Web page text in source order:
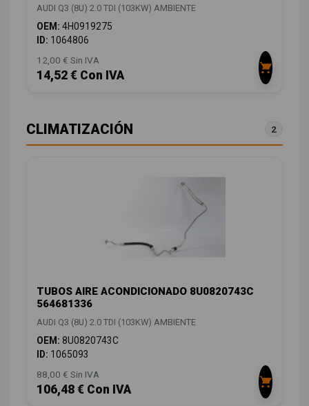
AUDI Q3 (8U) 2.0 TDI (103KW) AMBIENTE
OEM: 4H0919275
ID: 1064806
12,00 € Sin IVA
14,52 € Con IVA
CLIMATIZACIÓN 2
TUBOS AIRE ACONDICIONADO 8U0820743C
564681336
AUDI Q3 (8U) 2.0 TDI (103KW) AMBIENTE
OEM: 8U0820743C
ID: 1065093
88,00 € Sin IVA
106,48 € Con IVA